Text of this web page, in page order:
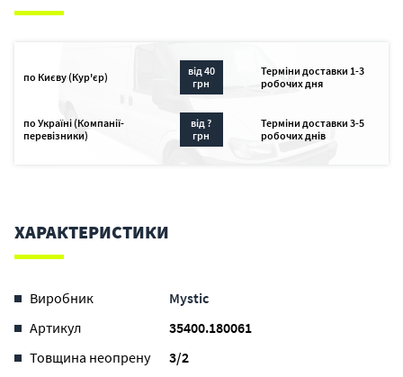
по Києву (Кур'єр)
від 40
грн
Терміни доставки 1-3
робочих дня
по Україні (Компанії-
перевізники)
від ?
грн
Терміни доставки 3-5
робочих днів
ХАРАКТЕРИСТИКИ
Виробник
Mystic
Артикул
35400.180061
Товщина неопрену
3/2